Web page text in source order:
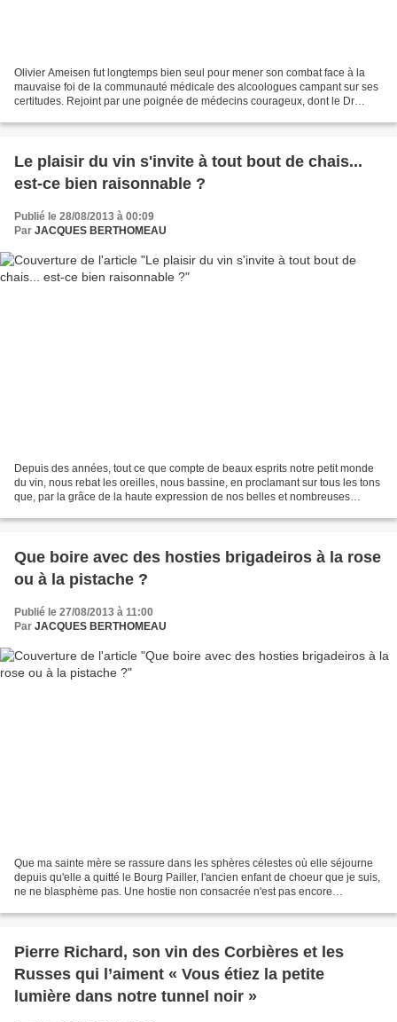
Olivier Ameisen fut longtemps bien seul pour mener son combat face à la
mauvaise foi de la communauté médicale des alcoologues campant sur ses
certitudes. Rejoint par une poignée de médecins courageux, dont le Dr
Le plaisir du vin s'invite à tout bout de chais...
est-ce bien raisonnable ?
Publié le 28/08/2013 à 00:09
Par JACQUES BERTHOMEAU
Depuis des années, tout ce que compte de beaux esprits notre petit monde
du vin, nous rebat les oreilles, nous bassine, en proclamant sur tous les tons
que, par la grâce de la haute expression de nos belles et nombreuses
Que boire avec des hosties brigadeiros à la rose
ou à la pistache ?
Publié le 27/08/2013 à 11:00
Par JACQUES BERTHOMEAU
Que ma sainte mère se rassure dans les sphères célestes où elle séjourne
depuis qu'elle a quitté le Bourg Pailler, l'ancien enfant de choeur que je suis,
ne ne blasphème pas. Une hostie non consacrée n'est pas encore
Pierre Richard, son vin des Corbières et les
Russes qui l’aiment « Vous étiez la petite
lumière dans notre tunnel noir »